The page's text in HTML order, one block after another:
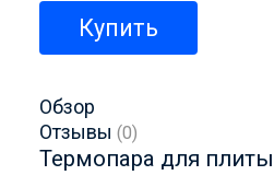
Купить
Обзор
Отзывы (0)
Термопара для